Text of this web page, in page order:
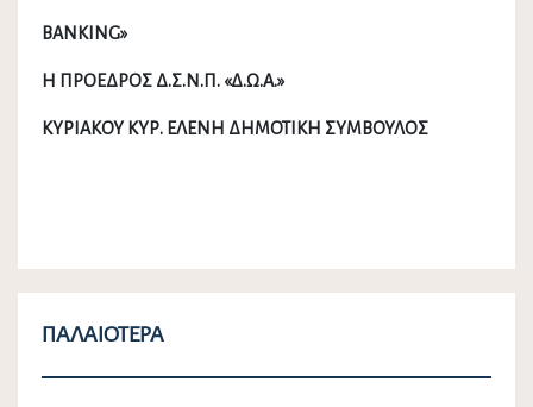
BANKING»
Η ΠΡΟΕΔΡΟΣ Δ.Σ.Ν.Π. «Δ.Ω.Α.»
ΚΥΡΙΑΚΟΥ ΚΥΡ. ΕΛΕΝΗ ΔΗΜΟΤΙΚΗ ΣΥΜΒΟΥΛΟΣ
ΠΑΛΑΙΌΤΕΡΑ